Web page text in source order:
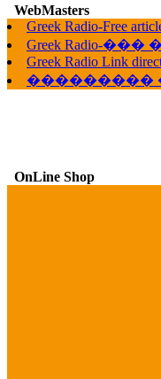
WebMasters
Greek Radio-Free
Greek Radio-
Greek Radio Link
���������
OnLine Shop